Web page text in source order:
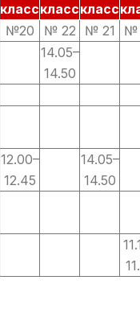
класскласскласс
№20 № 22 № 21
№
14.05–
14.50
12.00–
12.45
14.05–
14.50